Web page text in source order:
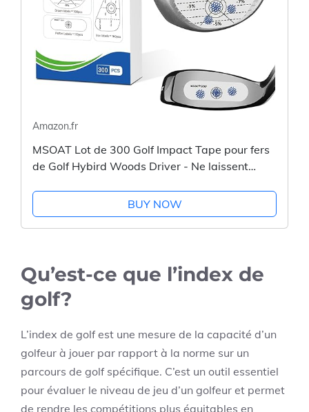
Amazon.fr
MSOAT Lot de 300 Golf Impact Tape pour fers
de Golf Hybird Woods Driver - Ne laissent
Swing - Faciles à...BUY NOW
Qu’est-ce que l’index de
golf?
L’index de golf est une mesure de la capacité d’un
golfeur à jouer par rapport à la norme sur un
parcours de golf spécifique. C’est un outil essentiel
pour évaluer le niveau de jeu d’un golfeur et permet
de rendre les compétitions plus équitables en